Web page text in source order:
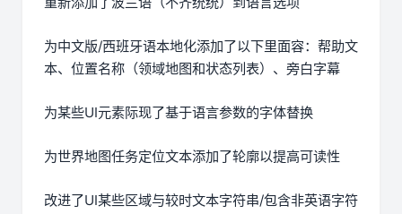
为中文版/西班牙语本地化添加了以下里面容：帮助文
本、位置名称（领域地图和状态列表）、旁白字幕
为某些UI元素际现了基于语言参数的字体替换
为世界地图任务定位文本添加了轮廓以提高可读性
改进了UI某些区域与较时文本字符串/包含非英语字符